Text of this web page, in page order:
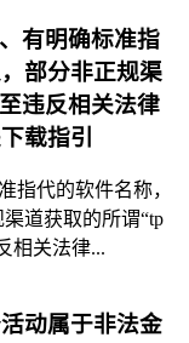
有明确标准指
部分非正规渠
违反相关法律
载指引
指代的软件名称，
道获取的所谓“tp
相关法律...
动属于非法金